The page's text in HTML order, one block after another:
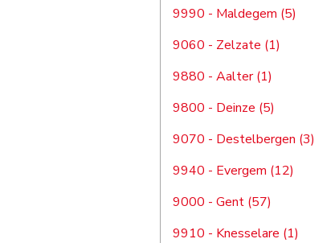
9990 - Maldegem (5)
9060 - Zelzate (1)
9880 - Aalter (1)
9800 - Deinze (5)
9070 - Destelbergen (3)
9940 - Evergem (12)
9000 - Gent (57)
9910 - Knesselare (1)